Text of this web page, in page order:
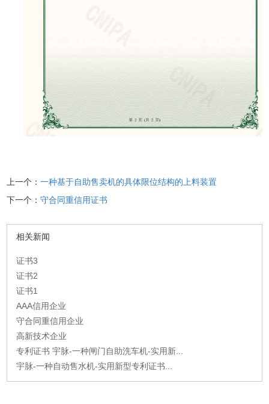
上一个：一种基于自助售卖机的具体限位结构的上料装置
下一个：守合同重信用证书
相关新闻
证书3
证书2
证书1
AAA信用企业
守合同重信用企业
高新技术企业
专利证书 宇脉-一种闸门自助洗车机-实用新...
宇脉-一种自动售水机-实用新型专利证书...